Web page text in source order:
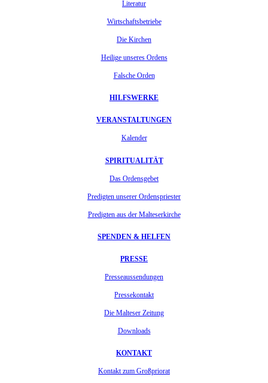
Literatur
Wirtschaftsbetriebe
Die Kirchen
Heilige unseres Ordens
Falsche Orden
HILFSWERKE
VERANSTALTUNGEN
Kalender
SPIRITUALITÄT
Das Ordensgebet
Predigten unserer Ordenspriester
Predigten aus der Malteserkirche
SPENDEN & HELFEN
PRESSE
Presseaussendungen
Pressekontakt
Die Malteser Zeitung
Downloads
KONTAKT
Kontakt zum Großpriorat